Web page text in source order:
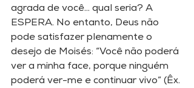
agrada de você... qual seria? A
ESPERA. No entanto, Deus não
pode satisfazer plenamente o
desejo de Moisés: “Você não poderá
ver a minha face, porque ninguém
poderá ver-me e continuar vivo” (Êx.